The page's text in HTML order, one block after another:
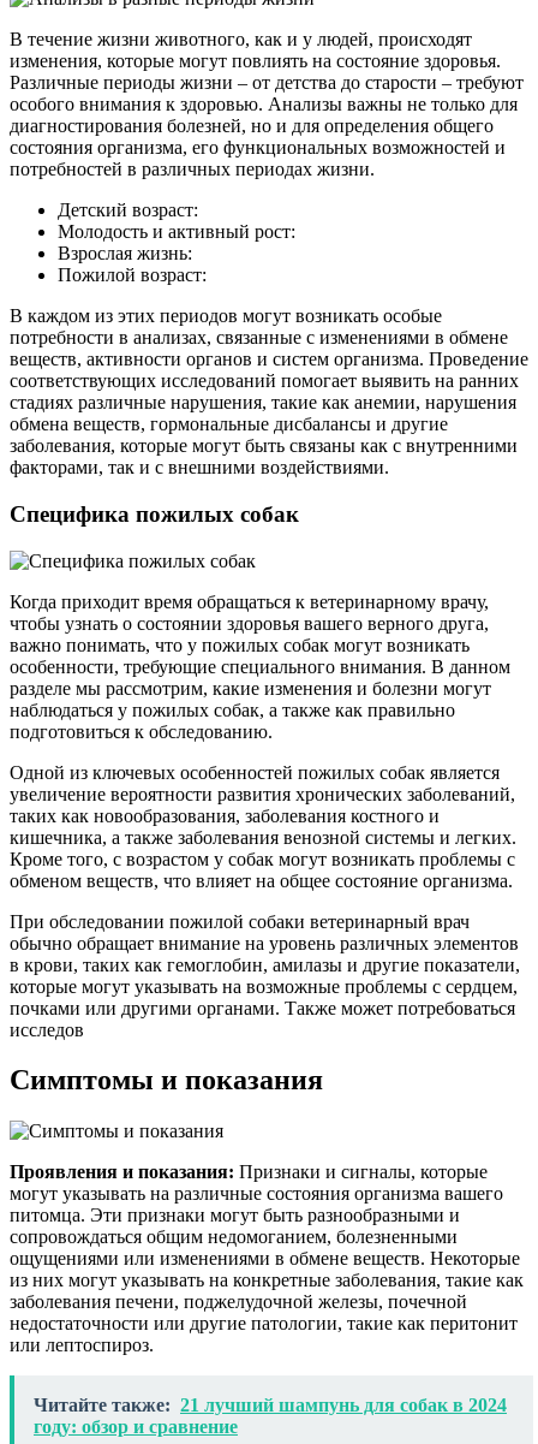
В течение жизни животного, как и у людей, происходят
изменения, которые могут повлиять на состояние здоровья.
Различные периоды жизни – от детства до старости – требуют
особого внимания к здоровью. Анализы важны не только для
диагностирования болезней, но и для определения общего
состояния организма, его функциональных возможностей и
потребностей в различных периодах жизни.
Детский возраст:
Молодость и активный рост:
Взрослая жизнь:
Пожилой возраст:
В каждом из этих периодов могут возникать особые
потребности в анализах, связанные с изменениями в обмене
веществ, активности органов и систем организма. Проведение
соответствующих исследований помогает выявить на ранних
стадиях различные нарушения, такие как анемии, нарушения
обмена веществ, гормональные дисбалансы и другие
заболевания, которые могут быть связаны как с внутренними
факторами, так и с внешними воздействиями.
Специфика пожилых собак
Когда приходит время обращаться к ветеринарному врачу,
чтобы узнать о состоянии здоровья вашего верного друга,
важно понимать, что у пожилых собак могут возникать
особенности, требующие специального внимания. В данном
разделе мы рассмотрим, какие изменения и болезни могут
наблюдаться у пожилых собак, а также как правильно
подготовиться к обследованию.
Одной из ключевых особенностей пожилых собак является
увеличение вероятности развития хронических заболеваний,
таких как новообразования, заболевания костного и
кишечника, а также заболевания венозной системы и легких.
Кроме того, с возрастом у собак могут возникать проблемы с
обменом веществ, что влияет на общее состояние организма.
При обследовании пожилой собаки ветеринарный врач
обычно обращает внимание на уровень различных элементов
в крови, таких как гемоглобин, амилазы и другие показатели,
которые могут указывать на возможные проблемы с сердцем,
почками или другими органами. Также может потребоваться
исследов
Симптомы и показания
Проявления и показания: Признаки и сигналы, которые
могут указывать на различные состояния организма вашего
питомца. Эти признаки могут быть разнообразными и
сопровождаться общим недомоганием, болезненными
ощущениями или изменениями в обмене веществ. Некоторые
из них могут указывать на конкретные заболевания, такие как
заболевания печени, поджелудочной железы, почечной
недостаточности или другие патологии, такие как перитонит
или лептоспироз.
Читайте также: 21 лучший шампунь для собак в 2024
году: обзор и сравнение